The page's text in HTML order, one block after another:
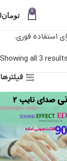
0 تومان
Showing all 3 results
فیلترها